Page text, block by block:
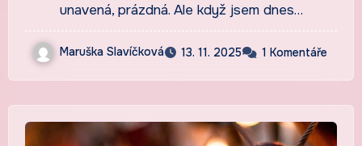
unavená, prázdná. Ale když jsem dnes…
Maruška Slavíčková 13. 11. 2025 1 Komentáře